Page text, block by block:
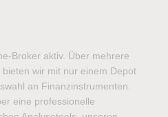
Broker aktiv. Über mehrere
wir mit nur einem Depot
an Finanzinstrumenten.
eine professionelle